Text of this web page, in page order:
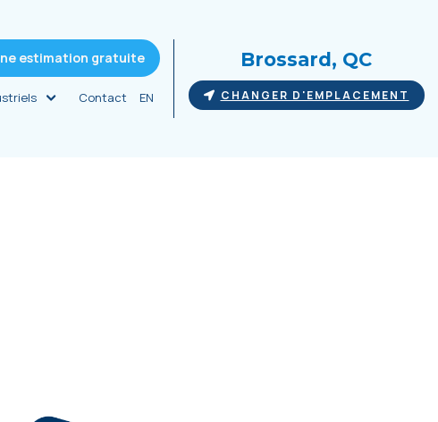
estimation gratuite
Contact EN
Brossard, QC
CHANGER D'EMPLACEMENT